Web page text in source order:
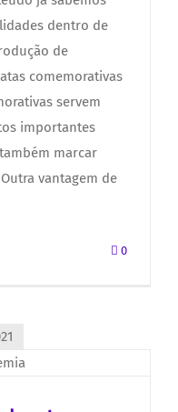
dentro de
de
comemorativas
servem
importantes
marcar
vantagem de
0